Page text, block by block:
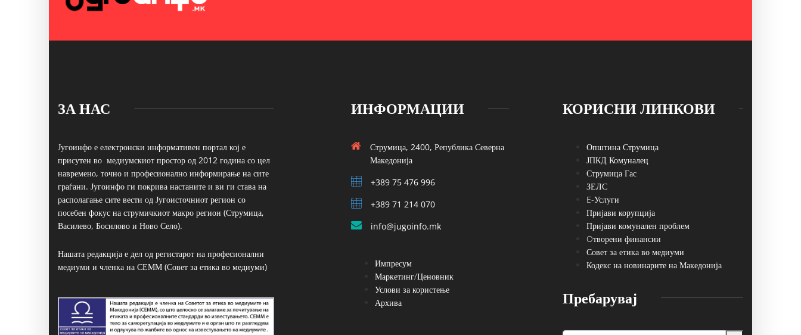
ЗА НАС
Југоинфо е електронски информативен портал кој е
присутен во медиумскиот простор од 2012 година со цел
навремено, точно и професионално информирање на сите
граѓани. Југоинфо ги покрива настаните и ви ги става на
располагање сите вести од Југоисточниот регион со
посебен фокус на струмичкиот макро регион (Струмица,
Василево, Босилово и Ново Село).
Нашата редакција е дел од регистарот на професионални
медиуми и членка на СЕММ (Совет за етика во медиуми)
ИНФОРМАЦИИ
Струмица, 2400, Република Северна
Македонија
+389 75 476 996
+389 71 214 070
info@jugoinfo.mk
Импресум
Маркетинг/Ценовник
Услови за користење
Архива
КОРИСНИ ЛИНКОВИ
Општина Струмица
ЈПКД Комуналец
Струмица Гас
ЗЕЛС
E-Услуги
Пријави корупција
Пријави комунален проблем
Oтворени финансии
Совет за етика во медиуми
Кодекс на новинарите на Македонија
Пребарувај